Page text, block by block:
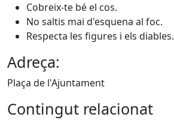
Cobreix-te bé el cos.
No saltis mai d'esquena al foc.
Respecta les figures i els diables.
Adreça:
Plaça de l'Ajuntament
Contingut relacionat